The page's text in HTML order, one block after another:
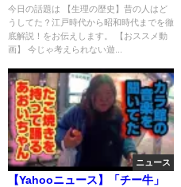
でを徹底解説！
今日の話題は 【生理の歴史】昔の人はど
うしてた？江戸時代から昭和時代までを徹
底解説！をお伝えします。 【おススメ動
画】 今じゃ考えられない遊...
ニュース
【Yahooニュース】「チー牛」